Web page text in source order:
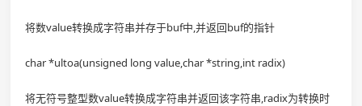
将数value转换成字符串并存于buf中,并返回buf的指针
char *ultoa(unsigned long value,char *string,int radix)
将无符号整型数value转换成字符串并返回该字符串,radix为转换时